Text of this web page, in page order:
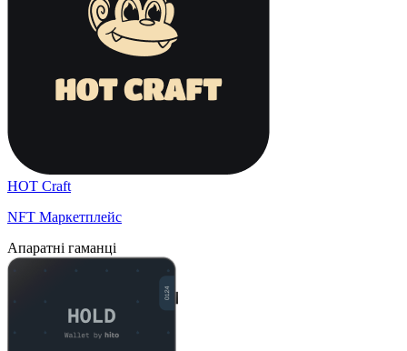
HOT Craft
NFT Маркетплейс
Апаратні гаманці